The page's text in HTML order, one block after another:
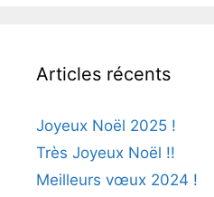
Articles récents
Joyeux Noël 2025 !
Très Joyeux Noël !!
Meilleurs vœux 2024 !